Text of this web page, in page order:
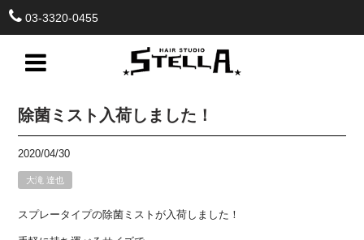
03-3320-0455
除菌ミスト入荷しました！
2020/04/30
大滝 達也
スプレータイプの除菌ミストが入荷しました！